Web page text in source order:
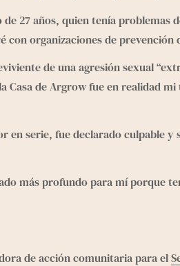
27 años, quien tenía problemas
con organizaciones de prevención
de una agresión sexual
de Argrow fue en realidad
en serie, fue declarado culpable y
más profundo para mí porque
de acción comunitaria para el